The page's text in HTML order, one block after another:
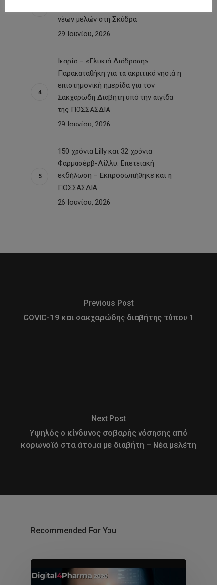
νέων μελών στη Σκύδρα
29 Ιουνίου, 2026
Ικαρία – «Γλυκιά Διάδραση»:
Παρακαταθήκη για τα ακριτικά νησιά η
επιστημονική ημερίδα για τον
Σακχαρώδη Διαβήτη υπό την αιγίδα
της ΠΟΣΣΑΣΔΙΑ
29 Ιουνίου, 2026
150 χρόνια Lilly και 32 χρόνια
Φαρμασέρβ-Λίλλυ: Eπετειακή
εκδήλωση – Εκπροσωπήθηκε και η
ΠΟΣΣΑΣΔΙΑ
26 Ιουνίου, 2026
Previous Post
COVID-19 και σακχαρώδης διαβήτης τύπου 1
Next Post
Υψηλός ο κίνδυνος σοβαρής νόσησης από
κορωνοϊό στα άτομα με διαβήτη – Νέα μελέτη
Recommended For You